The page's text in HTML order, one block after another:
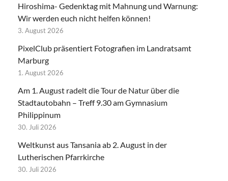
Hiroshima- Gedenktag mit Mahnung und Warnung:
Wir werden euch nicht helfen können!
3. August 2026
PixelClub präsentiert Fotografien im Landratsamt
Marburg
1. August 2026
Am 1. August radelt die Tour de Natur über die
Stadtautobahn – Treff 9.30 am Gymnasium
Philippinum
30. Juli 2026
Weltkunst aus Tansania ab 2. August in der
Lutherischen Pfarrkirche
30. Juli 2026